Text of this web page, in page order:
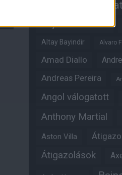
Akadémiai csapat
Alejandro Garnacho
Altay Bayindir Alvaro
Amad Diallo
Andreas Pereira
Angol válogatott
Anthony Martial
Aston Villa
Átigazolások